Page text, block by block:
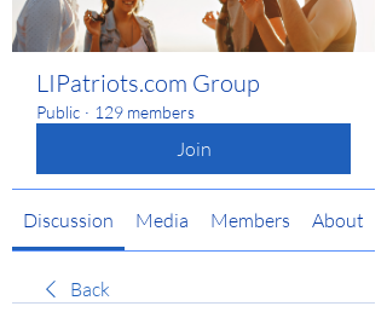
LIPatriots.com Group
Public · 129 members
Join
Discussion Media Members About
Back